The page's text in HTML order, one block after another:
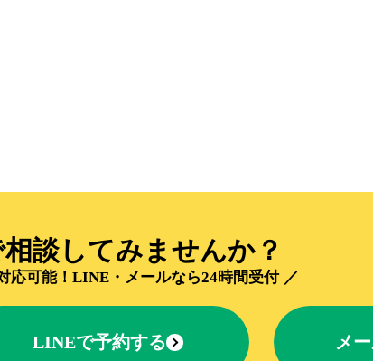
談してみませんか？
応可能！ LINE・メールなら24時間受付
LINEで予約する メ